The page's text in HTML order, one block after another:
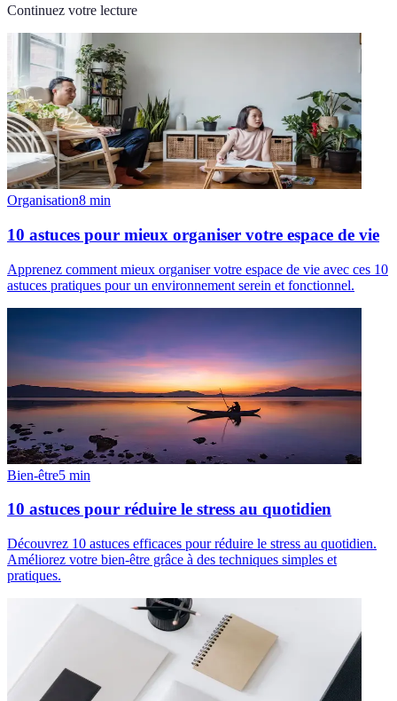
Continuez votre lecture
Organisation8 min
10 astuces pour mieux organiser votre espace de vie
Apprenez comment mieux organiser votre espace de vie avec ces 10
astuces pratiques pour un environnement serein et fonctionnel.
Bien-être5 min
10 astuces pour réduire le stress au quotidien
Découvrez 10 astuces efficaces pour réduire le stress au quotidien.
Améliorez votre bien-être grâce à des techniques simples et
pratiques.